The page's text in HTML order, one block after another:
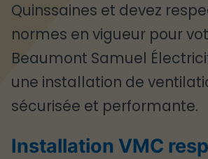
Quinssaines et devez
normes en vigueur pour
Beaumont Samuel
une installation de
sécurisée et performante.
Installation VMC